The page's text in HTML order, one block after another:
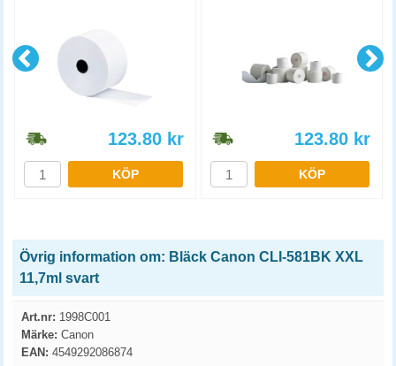
123.80 kr
KÖP
123.80 kr
KÖP
Övrig information om: Bläck Canon CLI-581BK XXL
11,7ml svart
Art.nr: 1998C001
Märke: Canon
EAN: 4549292086874